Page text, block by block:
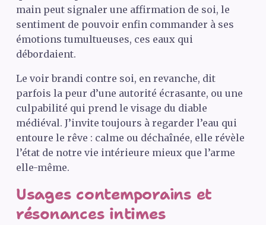
main peut signaler une affirmation de soi, le
sentiment de pouvoir enfin commander à ses
émotions tumultueuses, ces eaux qui
débordaient.
Le voir brandi contre soi, en revanche, dit
parfois la peur d’une autorité écrasante, ou une
culpabilité qui prend le visage du diable
médiéval. J’invite toujours à regarder l’eau qui
entoure le rêve : calme ou déchaînée, elle révèle
l’état de notre vie intérieure mieux que l’arme
elle-même.
Usages contemporains et
résonances intimes